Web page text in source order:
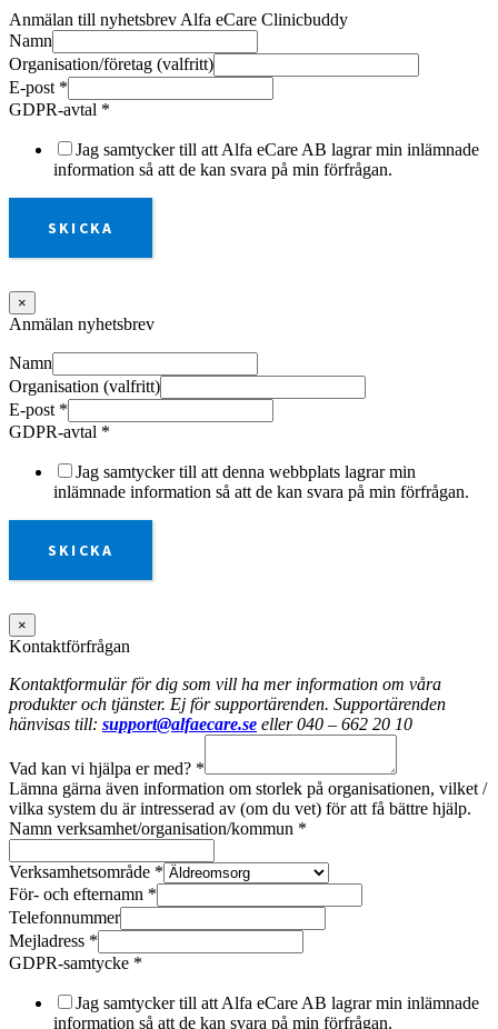
Anmälan till nyhetsbrev Alfa eCare Clinicbuddy
Namn
Organisation/företag (valfritt)
E-post *
GDPR-avtal *
Jag samtycker till att Alfa eCare AB lagrar min inlämnade
information så att de kan svara på min förfrågan.
SKICKA
×
Anmälan nyhetsbrev
Namn
Organisation (valfritt)
E-post *
GDPR-avtal *
Jag samtycker till att denna webbplats lagrar min
inlämnade information så att de kan svara på min förfrågan.
SKICKA
×
Kontaktförfrågan
Kontaktformulär för dig som vill ha mer information om våra
produkter och tjänster. Ej för supportärenden. Supportärenden
hänvisas till: support@alfaecare.se eller 040 – 662 20 10
Vad kan vi hjälpa er med? *
Lämna gärna även information om storlek på organisationen, vilket /
vilka system du är intresserad av (om du vet) för att få bättre hjälp.
Namn verksamhet/organisation/kommun *
Verksamhetsområde *
För- och efternamn *
Telefonnummer
Mejladress *
GDPR-samtycke *
Jag samtycker till att Alfa eCare AB lagrar min inlämnade
information så att de kan svara på min förfrågan.